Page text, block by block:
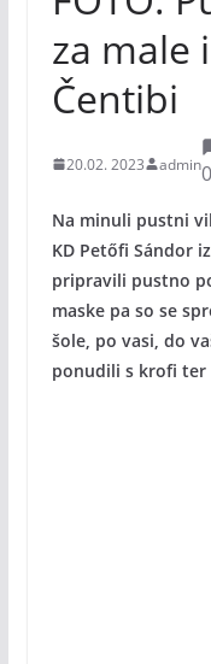
za male
Čentibi
20.02. 2023 admin
Na minuli pustni
KD Petőfi Sándor
pripravili pustno
maske pa so se
šole, po vasi, do
ponudili s krofi ter